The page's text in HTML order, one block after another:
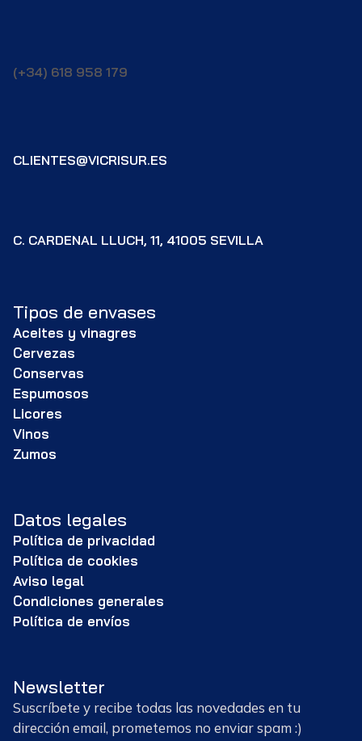
(+34) 618 958 179
CLIENTES@VICRISUR.ES
C. CARDENAL LLUCH, 11, 41005 SEVILLA
Tipos de envases
Aceites y vinagres
Cervezas
Conservas
Espumosos
Licores
Vinos
Zumos
Datos legales
Política de privacidad
Política de cookies
Aviso legal
Condiciones generales
Política de envíos
Newsletter
Suscríbete y recibe todas las novedades en tu
dirección email, prometemos no enviar spam :)